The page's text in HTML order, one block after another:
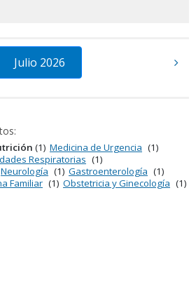
Julio 2026
(1) Medicina de Urgencia (1)
Respiratorias (1)
Neurología (1) Gastroenterología (1)
Familiar (1) Obstetricia y Ginecología (1)